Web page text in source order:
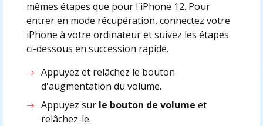
mêmes étapes que pour l'iPhone 12. Pour
entrer en mode récupération, connectez votre
iPhone à votre ordinateur et suivez les étapes
ci-dessous en succession rapide.
Appuyez et relâchez le bouton
d'augmentation du volume.
Appuyez sur le bouton de volumeet
relâchez-le.